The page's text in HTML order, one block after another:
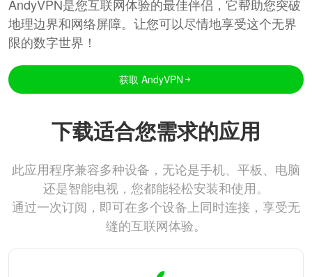
AndyVPN是您互联网体验的最佳伴侣，它帮助您突破
地理边界和网络屏障。让您可以尽情地享受这个无界
限的数字世界！
获取 AndyVPN
下载适合您需求的应用
此应用程序兼容多种设备，无论是手机、平板、电脑
还是智能电视，您都能轻松安装和使用。
通过一次订阅，即可在多个设备上同时连接，享受无
缝的互联网体验。